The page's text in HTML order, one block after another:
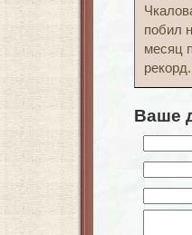
побил
месяц
Ваше